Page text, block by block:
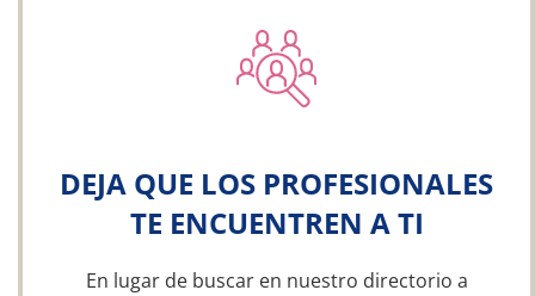
DEJA QUE LOS PROFESIONALES
TE ENCUENTREN A TI
En lugar de buscar en nuestro directorio a